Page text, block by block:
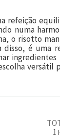
refeição
numa
o risotto
disso, é uma
ingredientes
versátil
1